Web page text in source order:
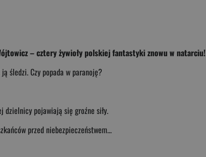
– cztery żywioły polskiej fantastyki znowu w natarciu!
śledzi. Czy popada w paranoję?
dzielnicy pojawiają się groźne siły.
przed niebezpieczeństwem…